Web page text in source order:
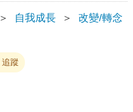
＞ 自我成長 ＞ 改變/轉念
追蹤